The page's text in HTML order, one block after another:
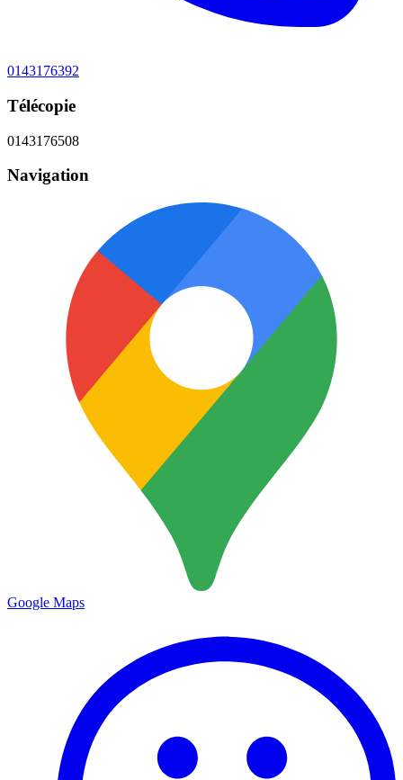
0143176392
Télécopie
0143176508
Navigation
Google Maps